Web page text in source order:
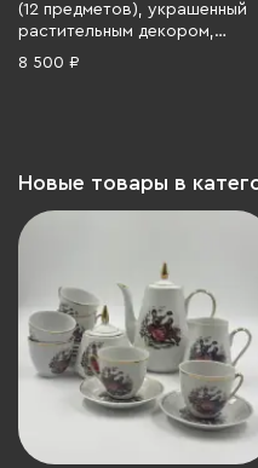
(12 предметов), украшенный
растительным декором,
Freiberger Porzellan, фарфор,
8 500 ₽
Новые товары в